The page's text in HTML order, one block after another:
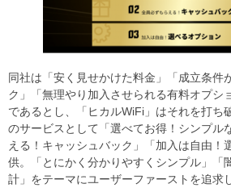
同社は「安く見せかけた料金」「成立条件
ク」「無理やり加入させられる有料オプシ
であるとし、「ヒカルWiFi」はそれを打ち
のサービスとして「選べてお得！シンプル
える！キャッシュバック」「加入は自由！
供。「とにかく分かりやすくシンプル」「
計」をテーマにユーザーファーストを追求